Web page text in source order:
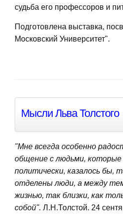
судьба его профессоров и
Подготовлена выставка,
Московский Университет".
Мысли Льва Толстого
"Мне всегда особенно
общение с людьми, которые
политически, казалось бы,
отделены люди, а между
жизнью, так близки, как
собой". Л.Н.Толстой. 24